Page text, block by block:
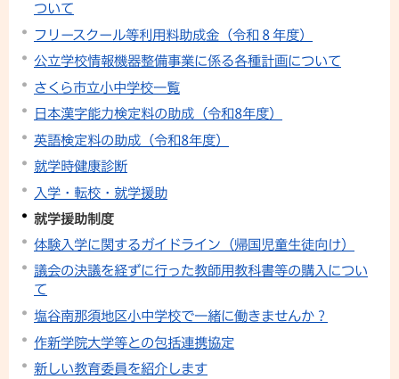
ついて
フリースクール等利用料助成金（令和８年度）
公立学校情報機器整備事業に係る各種計画について
さくら市立小中学校一覧
日本漢字能力検定料の助成（令和8年度）
英語検定料の助成（令和8年度）
就学時健康診断
入学・転校・就学援助
就学援助制度
体験入学に関するガイドライン（帰国児童生徒向け）
議会の決議を経ずに行った教師用教科書等の購入につい
て
塩谷南那須地区小中学校で一緒に働きませんか？
作新学院大学等との包括連携協定
新しい教育委員を紹介します